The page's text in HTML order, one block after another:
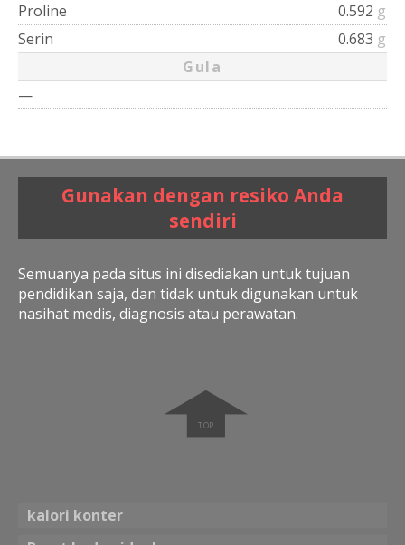
Proline
0.592 g
Serin
0.683 g
Gula
—
Gunakan dengan resiko Anda
sendiri
Semuanya pada situs ini disediakan untuk tujuan
pendidikan saja, dan tidak untuk digunakan untuk
nasihat medis, diagnosis atau perawatan.
➧
kalori konter